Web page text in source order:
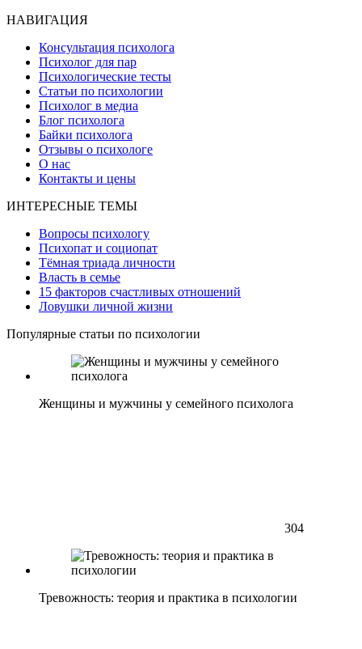
НАВИГАЦИЯ
Консультация психолога
Психолог для пар
Психологические тесты
Статьи по психологии
Психолог в медиа
Блог психолога
Байки психолога
Отзывы о психологе
О нас
Контакты и цены
ИНТЕРЕСНЫЕ ТЕМЫ
Вопросы психологу
Психопат и социопат
Тёмная триада личности
Власть в семье
15 факторов счастливых отношений
Ловушки личной жизни
Популярные статьи по психологии
Женщины и мужчины у семейного психолога
304
Тревожность: теория и практика в психологии